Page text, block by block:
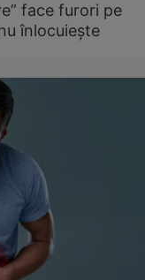
face furori pe
înlocuiește